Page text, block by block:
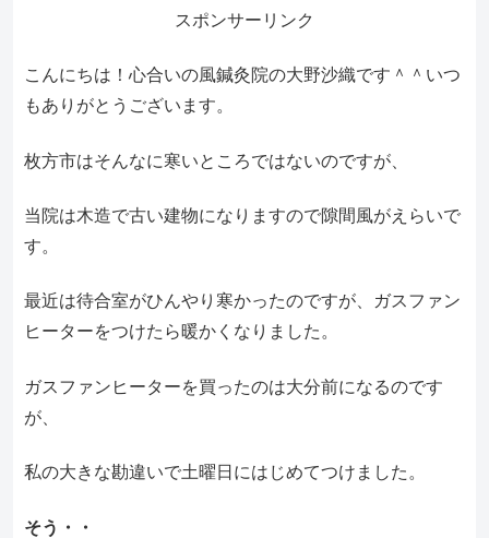
スポンサーリンク
こんにちは！心合いの風鍼灸院の大野沙織です＾＾いつ
もありがとうございます。
枚方市はそんなに寒いところではないのですが、
当院は木造で古い建物になりますので隙間風がえらいで
す。
最近は待合室がひんやり寒かったのですが、ガスファン
ヒーターをつけたら暖かくなりました。
ガスファンヒーターを買ったのは大分前になるのです
が、
私の大きな勘違いで土曜日にはじめてつけました。
そう・・